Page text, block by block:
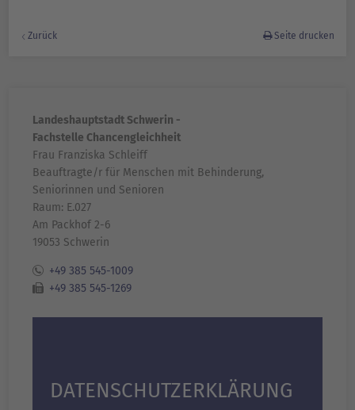
Zurück Seite drucken
Landeshauptstadt Schwerin -
Fachstelle Chancengleichheit
Frau Franziska Schleiff
Beauftragte/r für Menschen mit Behinderung,
Seniorinnen und Senioren
Raum: E.027
Am Packhof 2-6
19053 Schwerin
+49 385 545-1009
+49 385 545-1269
DATENSCHUTZ­ERKLÄRUNG